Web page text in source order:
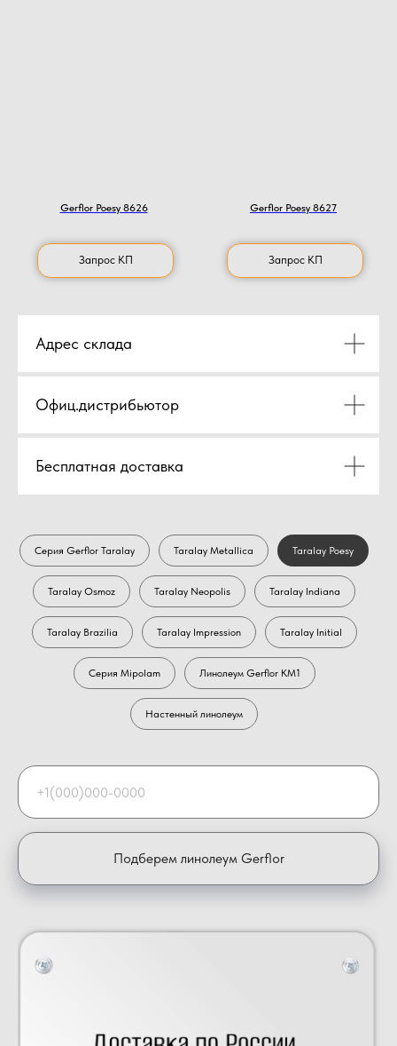
Gerflor Poesy 8626
Запрос КП
Gerflor Poesy 8627
Запрос КП
Адрес склада
Офиц.дистрибьютор
Бесплатная доставка
Серия Gerflor Taralay Taralay Metallica Taralay Poesy
Taralay Osmoz Taralay Neopolis Taralay Indiana
Taralay Brazilia Taralay Impression Taralay Initial
Серия Mipolam Линолеум Gerflor KM1
Настенный линолеум
Подберем линолеум Gerflor